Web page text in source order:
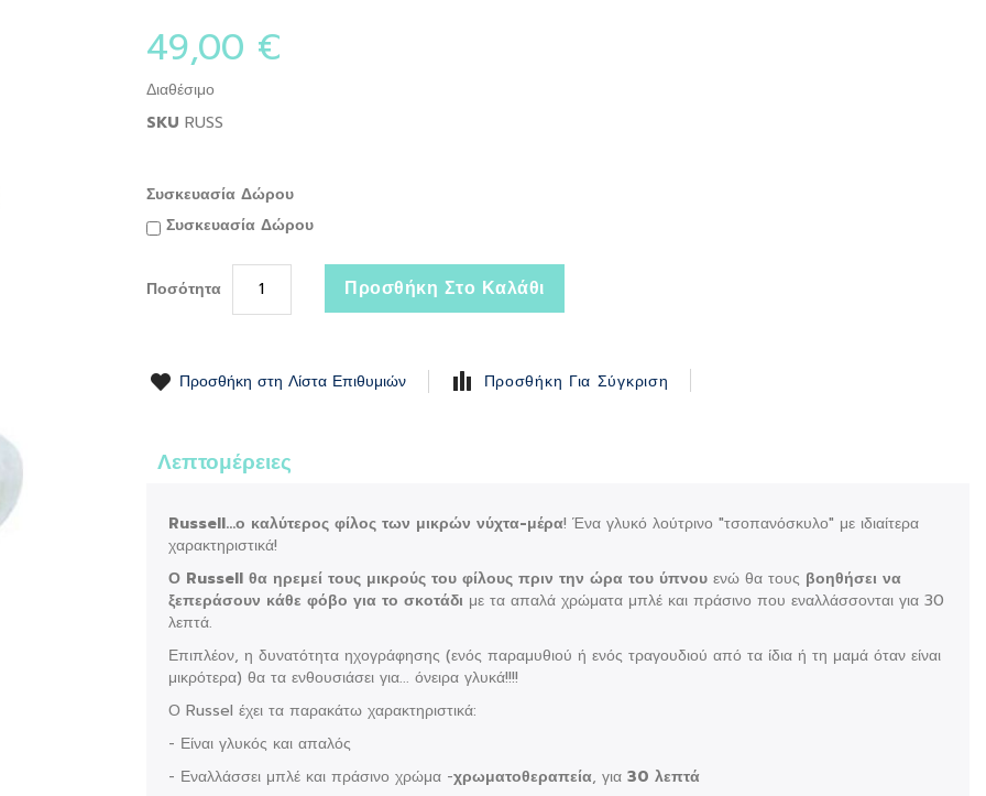
49,00 €
Διαθέσιμο
SKU RUSS
Συσκευασία Δώρου
Συσκευασία Δώρου
Ποσότητα Προσθήκη Στο Καλάθι
Προσθήκη στη Λίστα Επιθυμιών Προσθήκη Για Σύγκριση
Λεπτομέρειες
Russell...ο καλύτερος φίλος των μικρών νύχτα-μέρα! Ένα γλυκό λούτρινο "τσοπανόσκυλο" με ιδιαίτερα
χαρακτηριστικά!
Ο Russell θα ηρεμεί τους μικρούς του φίλους πριν την ώρα του ύπνουενώ θα τους βοηθήσει να
ξεπεράσουν κάθε φόβο για το σκοτάδι με τα απαλά χρώματα μπλέ και πράσινο που εναλλάσσονται για 30
λεπτά.
Επιπλέον, η δυνατότητα ηχογράφησης (ενός παραμυθιού ή ενός τραγουδιού από τα ίδια ή τη μαμά όταν είναι
μικρότερα) θα τα ενθουσιάσει για... όνειρα γλυκά!!!!
Ο Russel έχει τα παρακάτω χαρακτηριστικά:
- Είναι γλυκός και απαλός
- Εναλλάσσει μπλέ και πράσινο χρώμα -χρωματοθεραπεία, για 30 λεπτά